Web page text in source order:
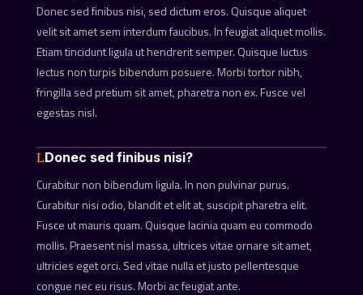
Donec sed finibus nisi, sed dictum eros. Quisque aliquet
velit sit amet sem interdum faucibus. In feugiat aliquet mollis.
Etiam tincidunt ligula ut hendrerit semper. Quisque luctus
lectus non turpis bibendum posuere. Morbi tortor nibh,
fringilla sed pretium sit amet, pharetra non ex. Fusce vel
egestas nisl.
Donec sed finibus nisi?
Curabitur non bibendum ligula. In non pulvinar purus.
Curabitur nisi odio, blandit et elit at, suscipit pharetra elit.
Fusce ut mauris quam. Quisque lacinia quam eu commodo
mollis. Praesent nisl massa, ultrices vitae ornare sit amet,
ultricies eget orci. Sed vitae nulla et justo pellentesque
congue nec eu risus. Morbi ac feugiat ante.